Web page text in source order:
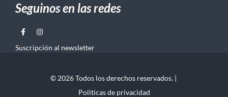
Seguinos en las redes
Suscripción al newsletter
© 2026 Todos los derechos reservados. |
Politicas de privacidad